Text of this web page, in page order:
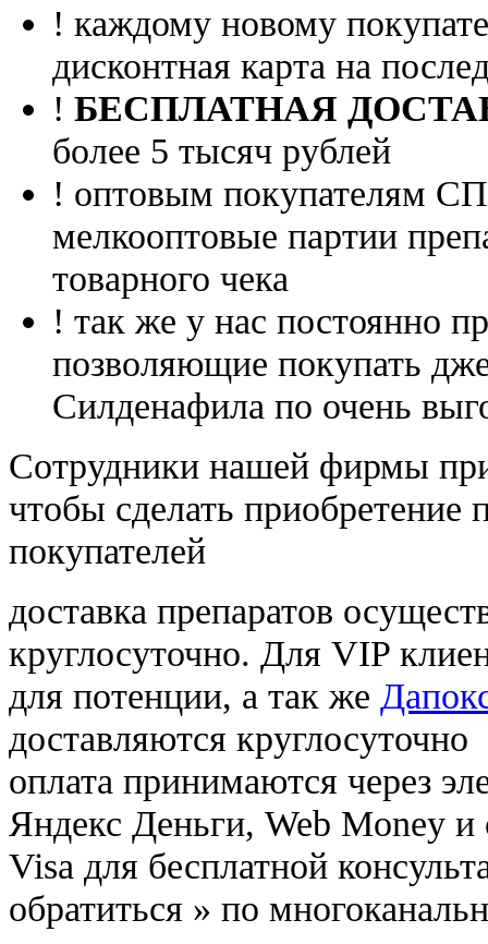
! каждому новому
дисконтная карта на
! БЕСПЛАТНАЯ
более 5 тысяч рублей
! оптовым покупателям
мелкооптовые партии
товарного чека
! так же у нас постоянно
позволяющие покупать
Силденафила по очень
Cотрудники нашей фирмы
чтобы сделать приобретение
покупателей
доставка препаратов
круглосуточно. Для VIP
для потенции, а так же
доставляются круглосуточно
оплата принимаются через
Яндекс Деньги, Web Money и
Visa для бесплатной
обратиться » по